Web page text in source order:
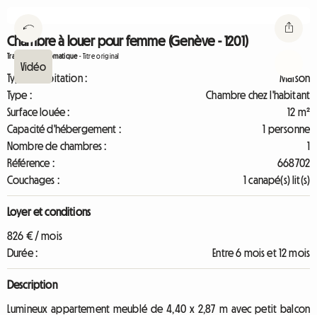
Chambre à louer pour femme (Genève - 1201)
Traduction automatique-Titre original
Type d'habitation :
Maison
Type :
Chambre chez l'habitant
Surface louée :
12 m²
Capacité d'hébergement :
1 personne
Nombre de chambres :
1
Référence :
668702
Couchages :
1 canapé(s) lit(s)
Loyer et conditions
826 € / mois
Durée :
Entre 6 mois et 12 mois
Description
Lumineux appartement meublé de 4,40 x 2,87 m avec petit balcon